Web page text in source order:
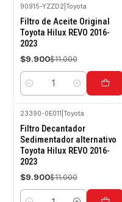
-10%
OFF
90915-YZZD2 Toyota
Filtro de Aceite Original
Toyota Hilux REVO 2016-
2023
$9.900$11.000
Cantidad
-10%
OFF
23390-0E011 Toyota
Filtro Decantador
Sedimentador alternativo
Toyota Hilux REVO 2016-
2023
$9.900$11.000